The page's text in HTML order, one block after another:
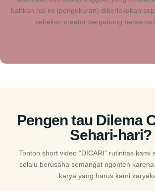
bahkan hal ini (pengukuran) diberlakukan
sebelum creator bergabung bersama
Pengen tau Dilema
Sehari-hari?
Tonton short video “DICARI” rutinitas kami
selalu berusaha semangat ngonten
karya yang harus kami